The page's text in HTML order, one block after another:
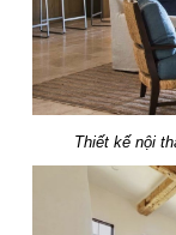
Thiết kế nội